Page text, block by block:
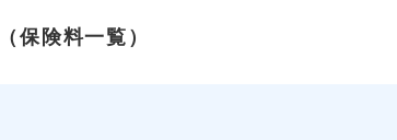
（保険料一覧）